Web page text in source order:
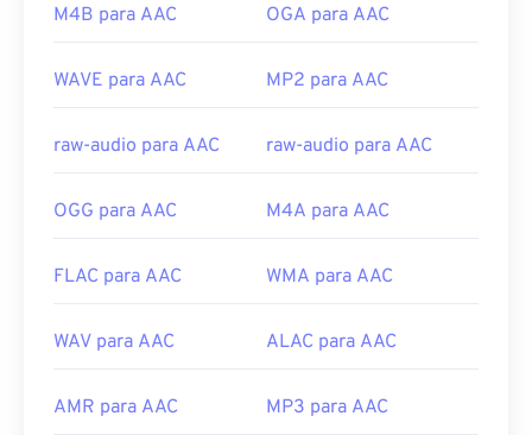
https://en.wikipedia.org/wiki/
Desenvolvido por:
Comitê de Áudio MPEG
Lançamento inicial:
https://en.wikipedia.org/wiki/Advanced_Audio_Coding
https://www.iso.org/standard/43345.html?
M4B para AAC OGA para AAC
WAVE para AAC MP2 para AAC
raw-audio para AAC raw-audio para AAC
OGG para AAC M4A para AAC
FLAC para AAC WMA para AAC
WAV para AAC ALAC para AAC
AMR para AAC MP3 para AAC